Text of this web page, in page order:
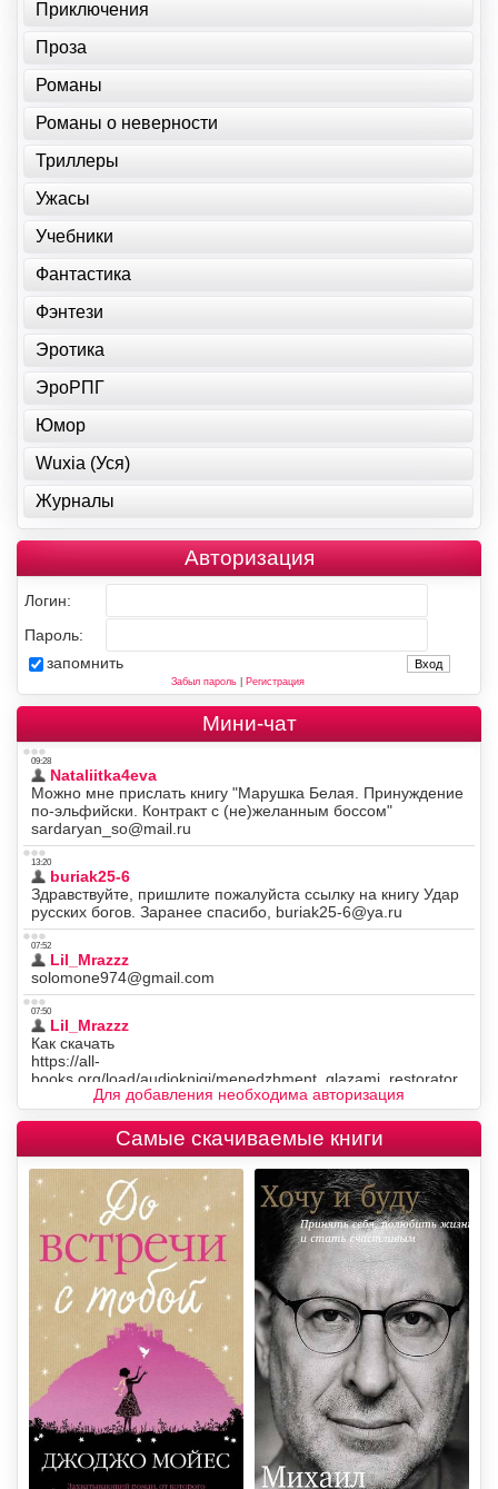
Приключения
Проза
Романы
Романы о неверности
Триллеры
Ужасы
Учебники
Фантастика
Фэнтези
Эротика
ЭроРПГ
Юмор
Wuxia (Уся)
Журналы
Авторизация
Логин:
Пароль:
запомнить
Забыл пароль| Регистрация
Мини-чат
Для добавления необходима авторизация
Самые скачиваемые книги